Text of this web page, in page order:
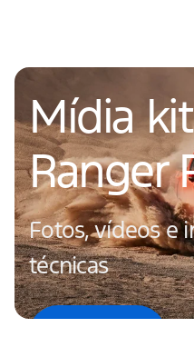
Mídia
Ranger
Fotos, vídeos e
técnicas